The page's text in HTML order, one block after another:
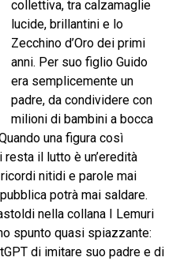
collettiva, tra calzamaglie
lucide, brillantini e lo
Zecchino d’Oro dei primi
anni. Per suo figlio Guido
era semplicemente un
padre, da condividere con
milioni di bambini a bocca
una figura così
il lutto è un’eredità
nitidi e parole mai
potrà mai saldare.
nella collana I Lemuri
spunto quasi spiazzante:
di imitare suo padre e di